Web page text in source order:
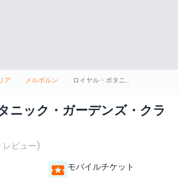
ア メルボルン ロイヤル・ボタニック・ガーデンズ・クランボーン
ニック・ガーデンズ・クラ
レビュー)
モバイルチケット